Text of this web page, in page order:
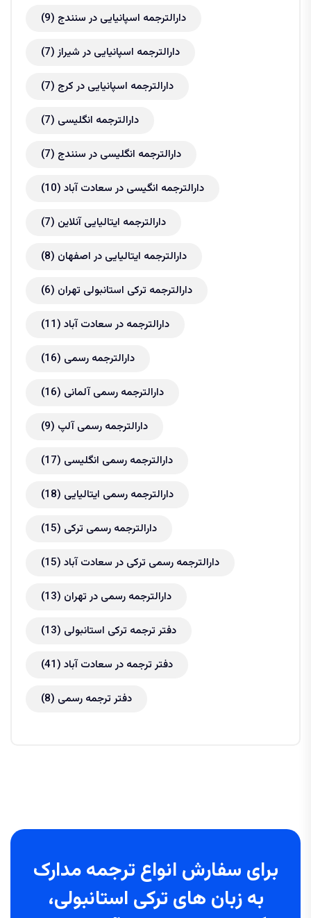
دارالترجمه اسپانیایی در سنندج (9)
دارالترجمه اسپانیایی در شیراز(7)
دارالترجمه اسپانیایی در کرج (7)
دارالترجمه انگلیسی (7)
دارالترجمه انگلیسی در سنندج (7)
دارالترجمه انگیسی در سعادت آباد (10)
دارالترجمه ایتالیایی آنلاین (7)
دارالترجمه ایتالیایی در اصفهان (8)
دارالترجمه ترکی استانبولی تهران (6)
دارالترجمه در سعادت آباد (11)
دارالترجمه رسمی (16)
دارالترجمه رسمی آلمانی (16)
دارالترجمه رسمی آلپ (9)
دارالترجمه رسمی انگلیسی (17)
دارالترجمه رسمی ایتالیایی (18)
دارالترجمه رسمی ترکی (15)
دارالترجمه رسمی ترکی در سعادت آباد (15)
دارالترجمه رسمی در تهران (13)
دفتر ترجمه ترکی استانبولی (13)
دفتر ترجمه در سعادت آباد (41)
دفتر ترجمه رسمی (8)
برای سفارش انواع ترجمه مدارک
به زبان های ترکی استانبولی،